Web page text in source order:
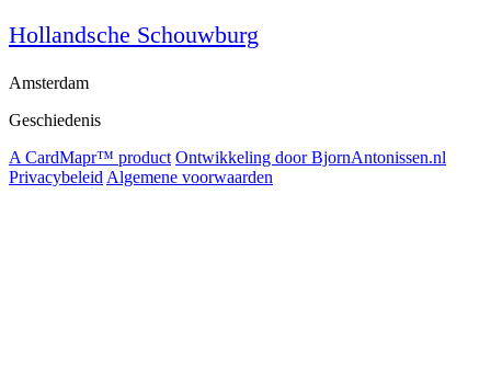
Hollandsche Schouwburg
Amsterdam
Geschiedenis
A CardMapr™ product Ontwikkeling door BjornAntonissen.nl
Privacybeleid Algemene voorwaarden